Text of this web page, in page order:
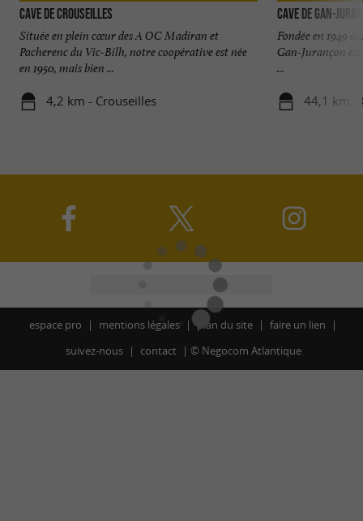
Cave de Crouseilles
Située en plein cœur des A OC Madiran et
Pacherenc du Vic-Bilh, notre coopérative est née
en 1950, mais bien ...
4,2 km - Crouseilles
Cave de Gan-
Fondée en 1949
Gan-Jurançon
...
44,1 km -
espace pro mentions légales plan du site
faire un lien
suivez-nous
contact © Negocom Atlantique